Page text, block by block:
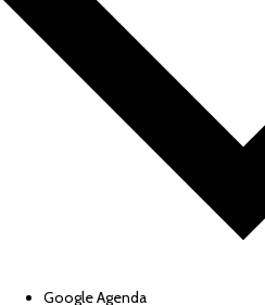
Google Agenda